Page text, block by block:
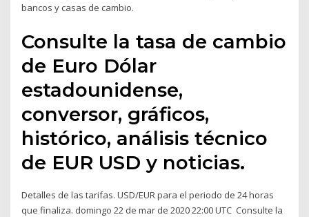
bancos y casas de cambio.
Consulte la tasa de cambio
de Euro Dólar
estadounidense,
conversor, gráficos,
histórico, análisis técnico
de EUR USD y noticias.
Detalles de las tarifas. USD/EUR para el periodo de 24 horas
que finaliza. domingo 22 de mar de 2020 22:00 UTC Consulte la